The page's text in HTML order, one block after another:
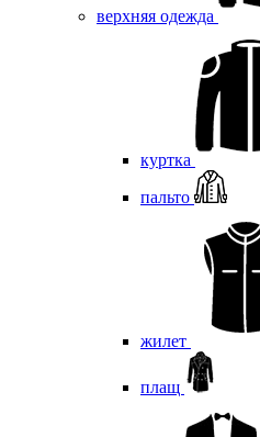
верхняя одежда
куртка
пальто
жилет
плащ